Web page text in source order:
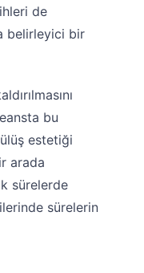
de
belirleyici bir
bu
estetiği
arada
sürelerde
sürelerin